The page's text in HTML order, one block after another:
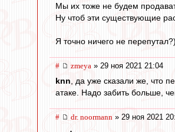
Мы их тоже не будем
Ну чтоб эти существующие
Я точно ничего не
# zmeya » 29 ноя 2021 21:04
knn, да уже сказали же, что
атаке. Надо забить больше,
# dr. noormann » 29 ноя 2021